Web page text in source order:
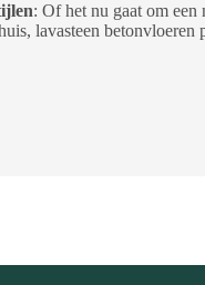
: Of het nu gaat om een
lavasteen betonvloeren